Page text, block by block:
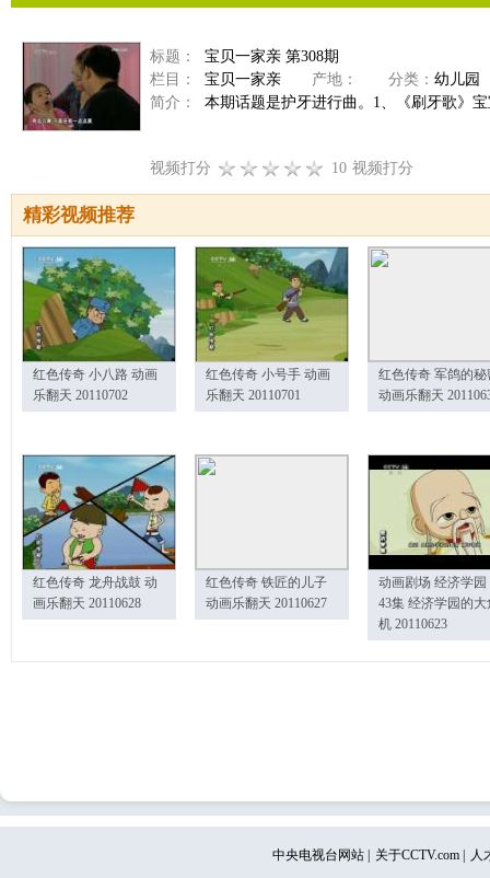
标题：
宝贝一家亲 第308期
栏目：
宝贝一家亲 产地： 分类： 幼儿园
简介：
本期话题是护牙进行曲。1、《刷牙歌》
视频打分 10 视频打分
精彩视频推荐
红色传奇 小八路 动画
乐翻天 20110702
红色传奇 小号手 动画
乐翻天 20110701
红色传奇 军鸽的秘
动画乐翻天
红色传奇 龙舟战鼓 动
画乐翻天 20110628
红色传奇 铁匠的儿子
动画乐翻天 20110627
动画剧场 经济学园
43集 经济学园的大
机 20110623
中央电视台网站 关于CCTV.com 人